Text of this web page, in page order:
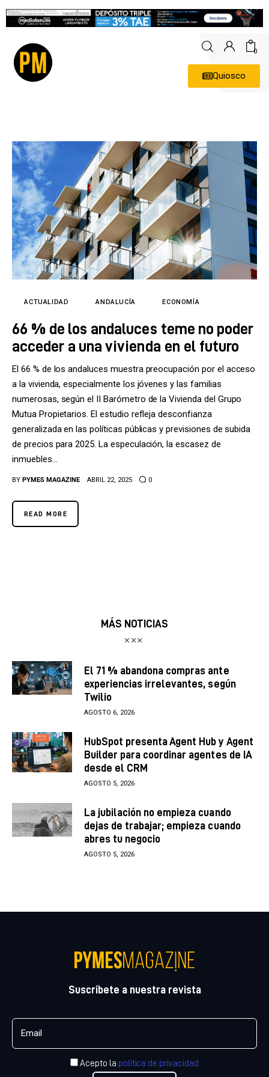
0
Quiosco
Empresas
Entrevistas
Expertos
Tecnología
Cultura
LifeStyle
ACTUALIDAD ANDALUCÍA ECONOMÍA
66 % de los andaluces teme no poder
acceder a una vivienda en el futuro
El 66 % de los andaluces muestra preocupación por el acceso
a la vivienda, especialmente los jóvenes y las familias
numerosas, según el II Barómetro de la Vivienda del Grupo
Mutua Propietarios. El estudio refleja desconfianza
generalizada en las políticas públicas y previsiones de subida
de precios para 2025. La especulación, la escasez de
inmuebles…
BY PYMES MAGAZINE ABRIL 22, 2025 0
READ MORE
MÁS NOTICIAS
El 71 % abandona compras ante
experiencias irrelevantes, según
Twilio
AGOSTO 6, 2026
HubSpot presenta Agent Hub y Agent
Builder para coordinar agentes de IA
desde el CRM
AGOSTO 5, 2026
La jubilación no empieza cuando
dejas de trabajar; empieza cuando
abres tu negocio
AGOSTO 5, 2026
Suscríbete a nuestra revista
Acepto la política de privacidad